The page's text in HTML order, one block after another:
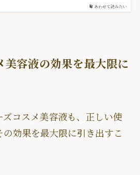
あわせて読みたい
美容液の効果を最大限に
コスメ美容液も、正しい使
効果を最大限に引き出すこ